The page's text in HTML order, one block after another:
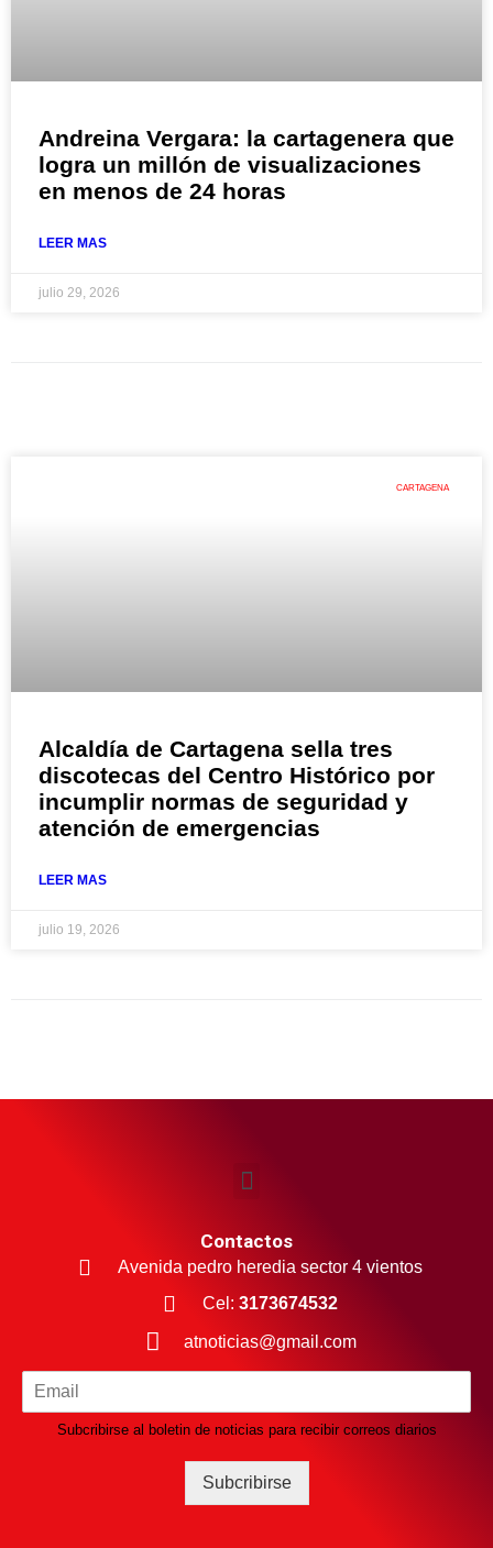
Andreina Vergara: la cartagenera que
logra un millón de visualizaciones
en menos de 24 horas
LEER MAS
julio 29, 2026
CARTAGENA
Alcaldía de Cartagena sella tres
discotecas del Centro Histórico por
incumplir normas de seguridad y
atención de emergencias
LEER MAS
julio 19, 2026
Contactos
Avenida pedro heredia sector 4 vientos
Cel: 3173674532
atnoticias@gmail.com
Subcribirse al boletin de noticias para recibir correos diarios
Subcribirse